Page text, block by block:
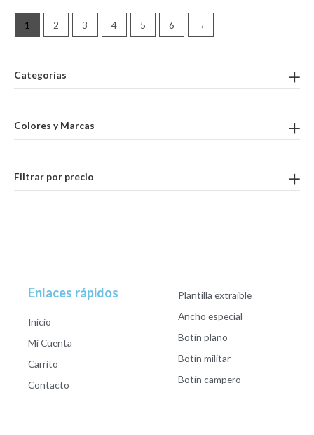
Categorías
Colores y Marcas
Filtrar por precio
1 2 3 4 5 6 →
Enlaces rápidos
Inicio
Mi Cuenta
Carrito
Contacto
Plantilla extraible
Ancho especial
Botín plano
Botín militar
Botín campero